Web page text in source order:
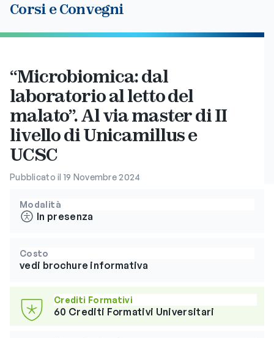
Corsi e Convegni
“Microbiomica: dal
laboratorio al letto del
malato”. Al via master di II
livello di Unicamillus e
UCSC
Pubblicato il 19 Novembre 2024
Modalità
In presenza
Costo
vedi brochure informativa
Crediti Formativi
60 Crediti Formativi Universitari